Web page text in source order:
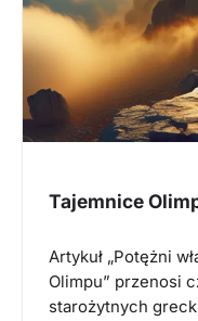
Tajemnice
Artykuł „Potężni
Olimpu” przenosi
starożytnych